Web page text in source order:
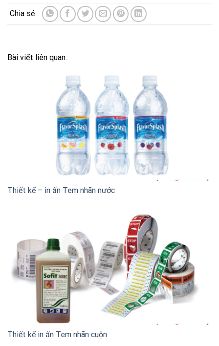
Bài viết liên quan:
Thiết kế – in ấn Tem nhãn nước
Thiết kế in ấn Tem nhãn cuộn